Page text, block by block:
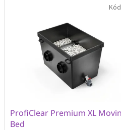
ProfiClear Premium XL
Bed